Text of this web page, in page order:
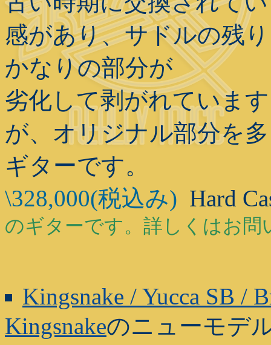
感があり、サドルの残
かなりの部分が
劣化して剥がれていま
が、オリジナル部分を
ギターです。
\328,000(税込み) Hard
のギターです。詳しくはお
Kingsnake / Yucca SB /
Kingsnakeのニューモデ